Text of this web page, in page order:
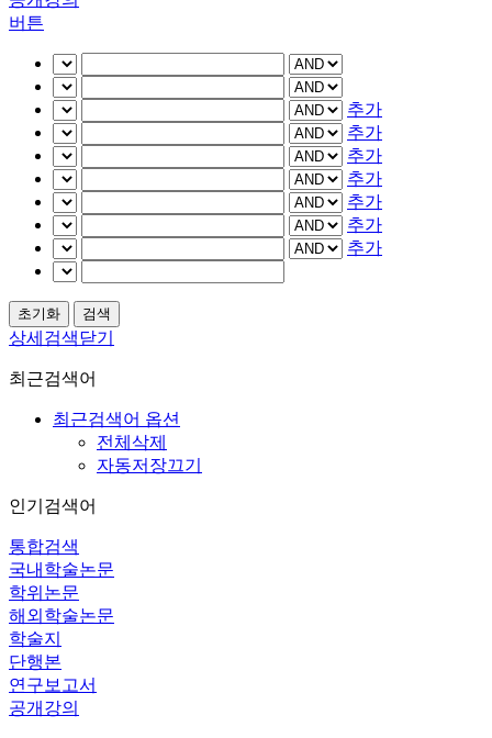
버튼
추가
추가
추가
추가
추가
추가
추가
상세검색닫기
최근검색어
최근검색어 옵션
전체삭제
자동저장끄기
인기검색어
통합검색
국내학술논문
학위논문
해외학술논문
학술지
단행본
연구보고서
공개강의